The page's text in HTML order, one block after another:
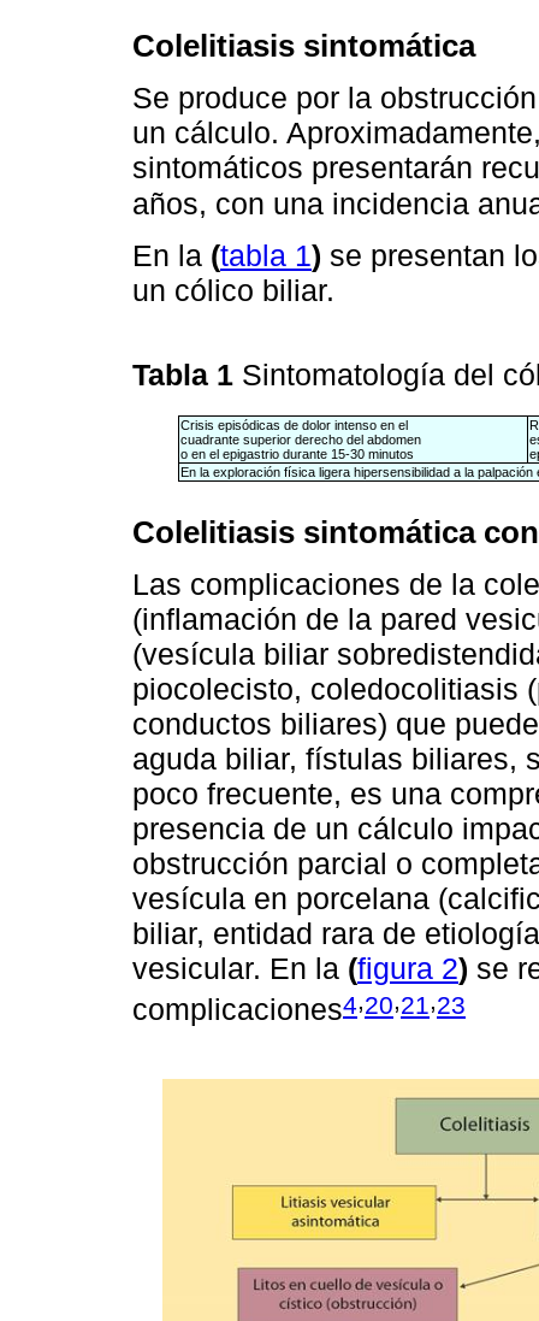
Colelitiasis sintomática
Se produce por la
un cálculo.
sintomáticos presentarán
años, con una incidencia
En la (tabla 1) se presentan
un cólico biliar.
Tabla 1 Sintomatología del
Crisis episódicas de dolor intenso en el
cuadrante superior derecho del abdomen
o en el epigastrio durante 15-30 minutos
En la exploración física ligera hipersensibilidad a la
Colelitiasis sintomática
Las complicaciones de la
(inflamación de la pared
(vesícula biliar
piocolecisto, coledocolitiasis
conductos biliares) que
aguda biliar, fístulas biliares,
poco frecuente, es una
presencia de un cálculo
obstrucción parcial o
vesícula en porcelana
biliar, entidad rara de
vesicular. En la (figura 2) se
complicaciones4,20,21,23